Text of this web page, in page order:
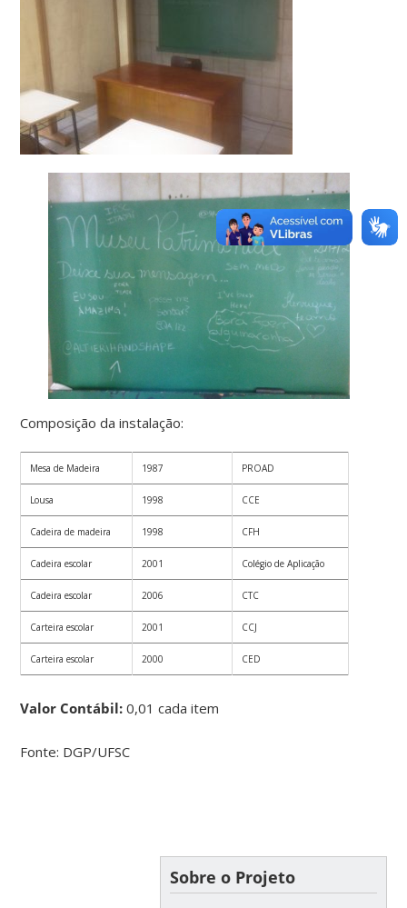
Composição da instalação:
Mesa de Madeira 1987 PROAD
Lousa 1998 CCE
Cadeira de madeira 1998 CFH
Cadeira escolar 2001 Colégio de Aplicação
Cadeira escolar 2006 CTC
Carteira escolar 2001 CCJ
Carteira escolar 2000 CED
Valor Contábil: 0,01 cada item
Fonte: DGP/UFSC
Sobre o Projeto